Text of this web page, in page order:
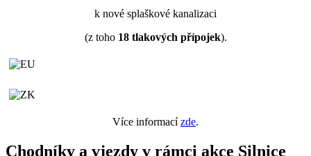
k nové splaškové kanalizaci
(z toho 18tlakových přípojek).
Více informacízde.
Chodníky a vjezdy v rámci akce Silnice